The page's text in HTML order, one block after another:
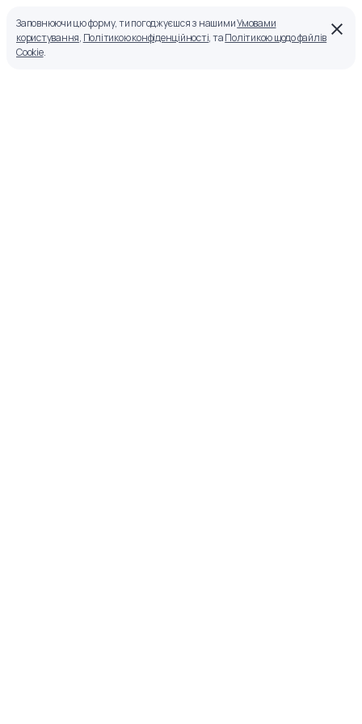
Заповнюючи цю форму, ти погоджуєшся з нашимиУмовами
користування, Політикою конфіденційності, таПолітикою щодо файлів
Cookie.